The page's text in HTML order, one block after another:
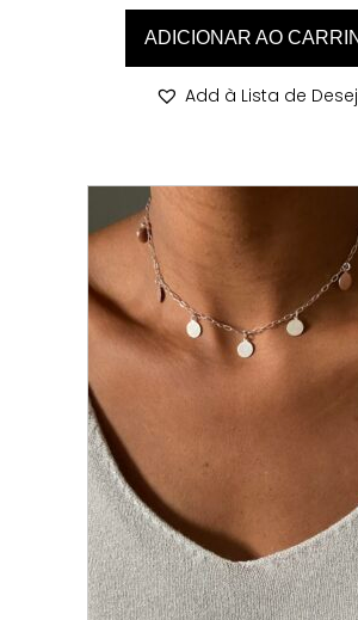
ADICIONAR AO
Add à Lista de